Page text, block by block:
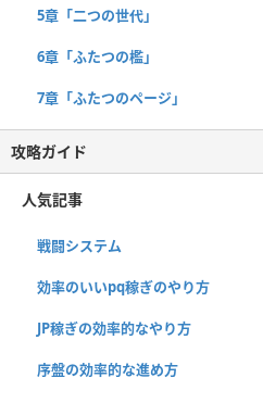
5章「二つの世代」
6章「ふたつの檻」
7章「ふたつのページ」
攻略ガイド
人気記事
戦闘システム
効率のいいpq稼ぎのやり方
JP稼ぎの効率的なやり方
序盤の効率的な進め方